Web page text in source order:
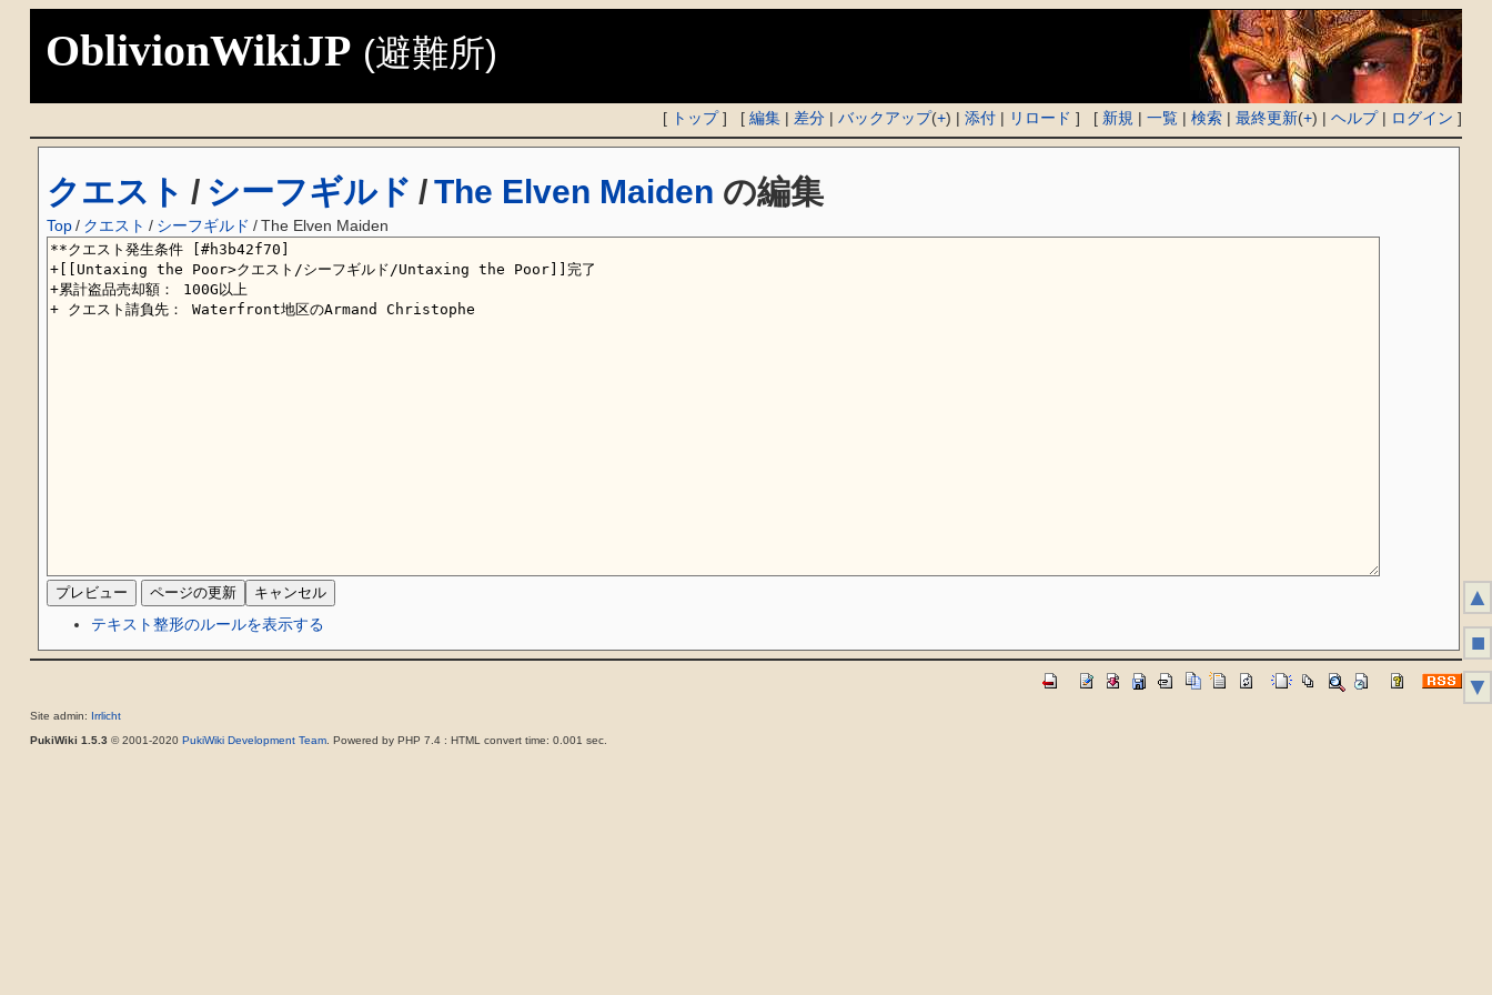
OblivionWikiJP (避難所)
[ トップ] [編集 | 差分 |バックアップ(+) |添付 | リロード ] [ 新規 |一覧 |検索 |最終更新(+) |ヘルプ| ログイン ]
クエスト / シーフギルド /The Elven Maiden の編集
Top/ クエスト / シーフギルド / The Elven Maiden
テキスト整形のルールを表示する
Site admin: Irrlicht
PukiWiki 1.5.3 © 2001-2020 PukiWiki Development Team. Powered by PHP 7.4 : HTML convert time: 0.001 sec.
▲
■
▼